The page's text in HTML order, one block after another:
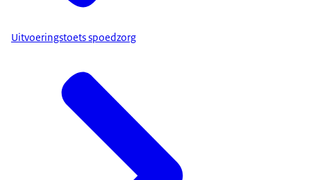
Uitvoeringstoets spoedzorg